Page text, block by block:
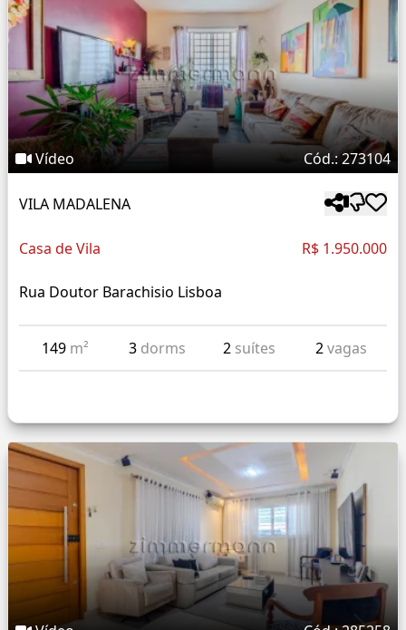
Vídeo Cód.: 273104
VILA MADALENA
Casa de Vila R$ 1.950.000
Rua Doutor Barachisio Lisboa
149 m² 3 dorms 2 suítes 2vagas